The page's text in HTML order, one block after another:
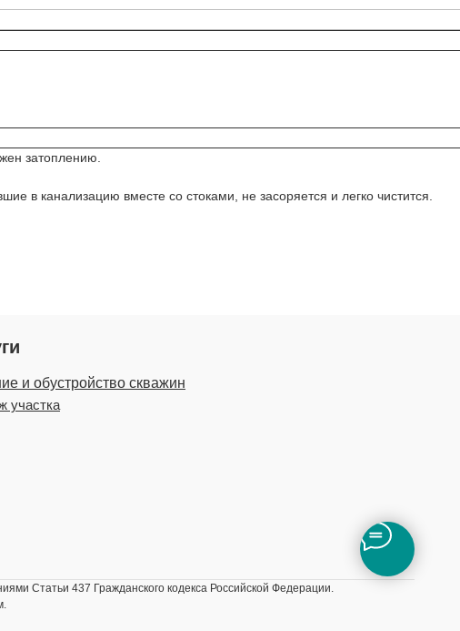
затоплению.
в канализацию вместе со стоками, не засоряется и легко чистится.
и обустройство скважин
участка
Статьи 437 Гражданского кодекса Российской Федерации.